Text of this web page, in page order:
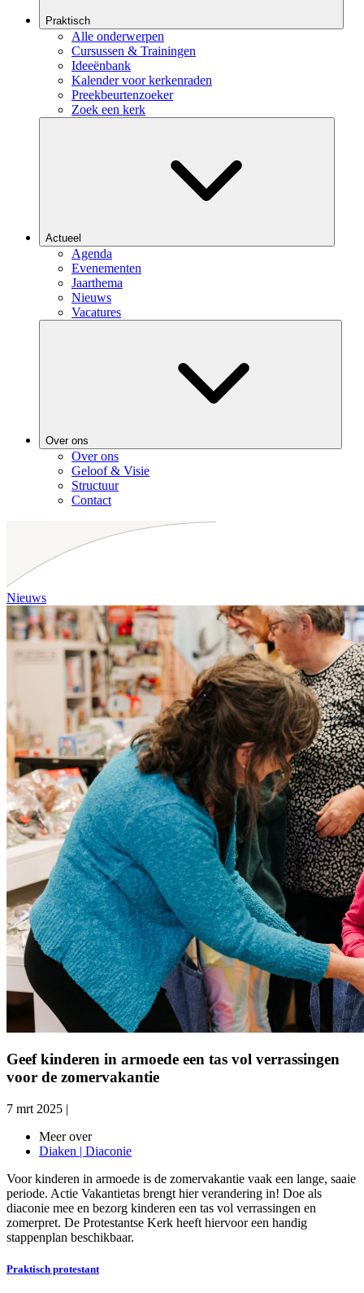
Praktisch
Alle onderwerpen
Cursussen & Trainingen
Ideeënbank
Kalender voor kerkenraden
Preekbeurtenzoeker
Zoek een kerk
Actueel
Agenda
Evenementen
Jaarthema
Nieuws
Vacatures
Over ons
Over ons
Geloof & Visie
Structuur
Contact
Nieuws
Geef kinderen in armoede een tas vol verrassingen
voor de zomervakantie
7 mrt 2025 |
Meer over
Diaken | Diaconie
Voor kinderen in armoede is de zomervakantie vaak een lange, saaie
periode. Actie Vakantietas brengt hier verandering in! Doe als
diaconie mee en bezorg kinderen een tas vol verrassingen en
zomerpret. De Protestantse Kerk heeft hiervoor een handig
stappenplan beschikbaar.
Praktisch protestant